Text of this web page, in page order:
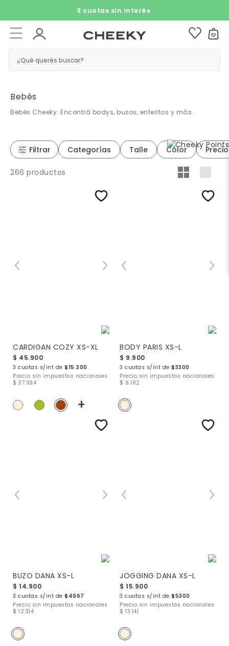
3 cuotas sin interés​ ​
¿Qué querés buscar?
Bebés
Bebés Cheeky: Encontrá bodys, buzos, enteritos y más.
Filtrar Categorías Talle Color Precio
266 productos
CARDIGAN COZY XS-XL
$ 45.900
3 cuotas s/int de $15.300
Precio sin impuestos nacionales
$ 37.934
+
BODY PARIS XS-L
$ 9.900
3 cuotas s/int de $3300
Precio sin impuestos nacionales
$ 8.182
BUZO DANA XS-L
$ 14.900
3 cuotas s/int de $4967
Precio sin impuestos nacionales
$ 12.314
JOGGING DANA XS-L
$ 15.900
3 cuotas s/int de $5300
Precio sin impuestos nacionales
$ 13.141